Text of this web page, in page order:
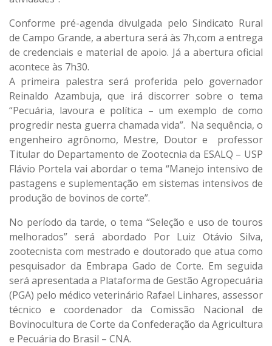
Conforme pré-agenda divulgada pelo Sindicato Rural
de Campo Grande, a abertura será às 7h,com a entrega
de credenciais e material de apoio. Já a abertura oficial
acontece às 7h30.
A primeira palestra será proferida pelo governador
Reinaldo Azambuja, que irá discorrer sobre o tema
“Pecuária, lavoura e política – um exemplo de como
progredir nesta guerra chamada vida”. Na sequência, o
engenheiro agrônomo, Mestre, Doutor e professor
Titular do Departamento de Zootecnia da ESALQ – USP
Flávio Portela vai abordar o tema “Manejo intensivo de
pastagens e suplementação em sistemas intensivos de
produção de bovinos de corte”.
No período da tarde, o tema “Seleção e uso de touros
melhorados” será abordado Por Luiz Otávio Silva,
zootecnista com mestrado e doutorado que atua como
pesquisador da Embrapa Gado de Corte. Em seguida
será apresentada a Plataforma de Gestão Agropecuária
(PGA) pelo médico veterinário Rafael Linhares, assessor
técnico e coordenador da Comissão Nacional de
Bovinocultura de Corte da Confederação da Agricultura
e Pecuária do Brasil – CNA.